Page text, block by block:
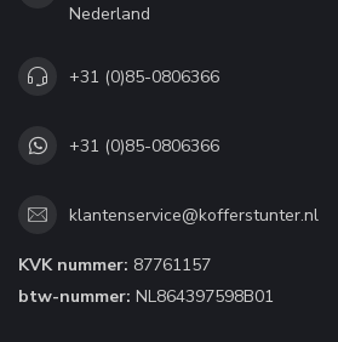
Nederland
+31 (0)85-0806366
+31 (0)85-0806366
klantenservice@kofferstunter.nl
KVK nummer: 87761157
btw-nummer: NL864397598B01